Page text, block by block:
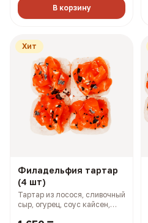
В корзину
Хит
Филадельфия тартар
(4 шт)
Тартар из лосося, сливочный
сыр, огурец, соус кайсен,